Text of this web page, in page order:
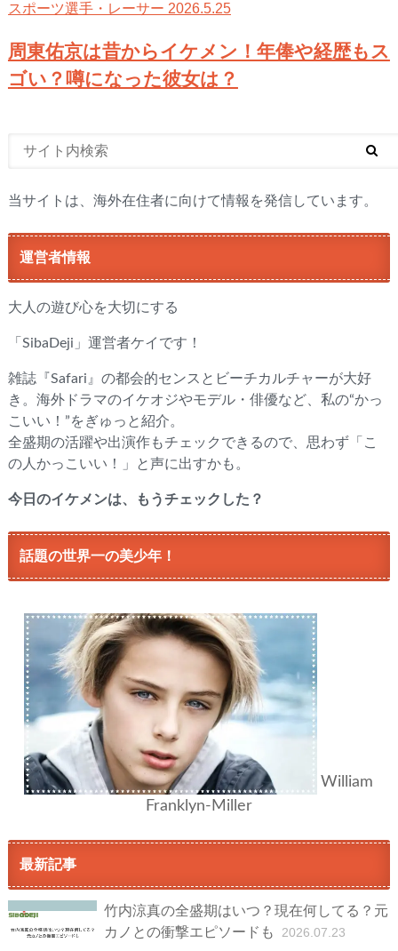
スポーツ選手・レーサー 2026.5.25
周東佑京は昔からイケメン！年俸や経歴もス
ゴい？噂になった彼女は？
当サイトは、海外在住者に向けて情報を発信しています。
運営者情報
大人の遊び心を大切にする
「SibaDeji」運営者ケイです！
雑誌『Safari』の都会的センスとビーチカルチャーが大好
き。海外ドラマのイケオジやモデル・俳優など、私の“かっ
こいい！”をぎゅっと紹介。
全盛期の活躍や出演作もチェックできるので、思わず「こ
の人かっこいい！」と声に出すかも。
今日のイケメンは、もうチェックした？
話題の世界一の美少年！
William
Franklyn-Miller
最新記事
竹内涼真の全盛期はいつ？現在何してる？元
カノとの衝撃エピソードも
2026.07.23